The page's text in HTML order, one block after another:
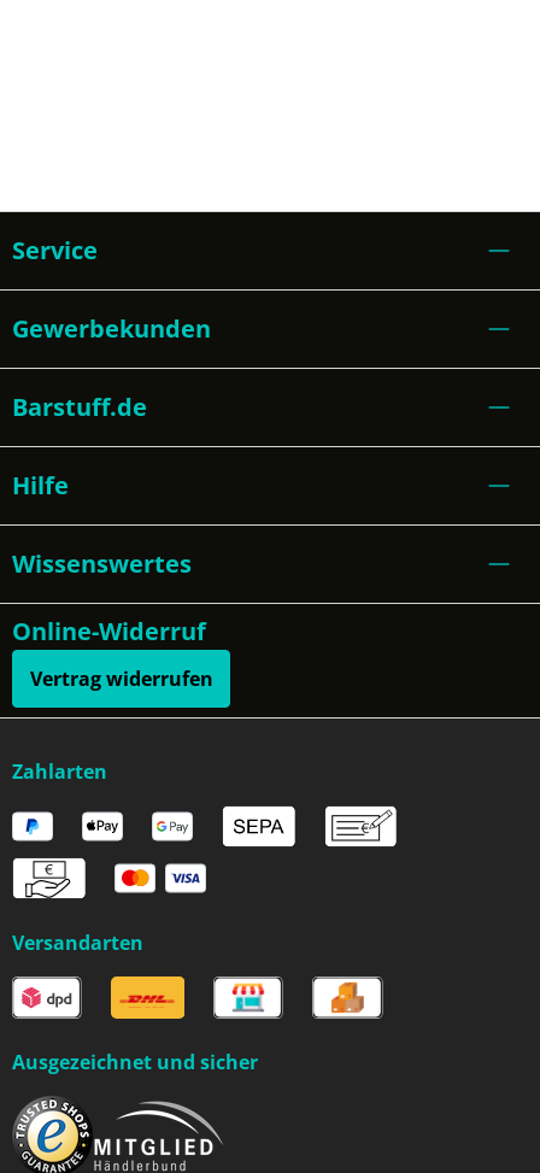
Service
Gewerbekunden
Barstuff.de
Hilfe
Wissenswertes
Online-Widerruf
Vertrag widerrufen
Zahlarten
Versandarten
Ausgezeichnet und sicher